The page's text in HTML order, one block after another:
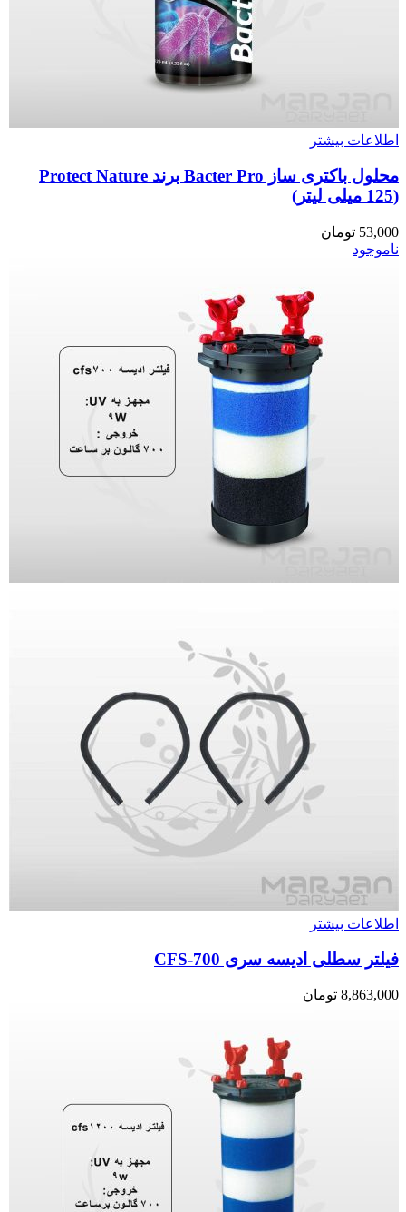
اطلاعات بیشتر
محلول باکتری ساز Bacter Pro برند Protect Nature
(125 میلی لیتر)
53,000 تومان
ناموجود
اطلاعات بیشتر
فیلتر سطلی ادیسه سری CFS-700
8,863,000 تومان